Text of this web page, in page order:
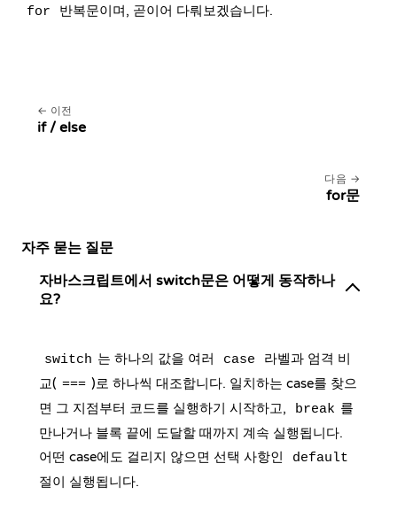
for 반복문이며, 곧이어 다뤄보겠습니다.
이전
if / else
다음
for문
자주 묻는 질문
자바스크립트에서 switch문은 어떻게 동작하나
요?
switch 는 하나의 값을 여러 case
라벨과 엄격 비
교( === )로 하나씩 대조합니다. 일치하는 case를 찾으
면 그 지점부터 코드를 실행하기 시작하고,
break 를
만나거나 블록 끝에 도달할 때까지 계속 실행됩니다.
어떤 case에도 걸리지 않으면 선택 사항인
default
절이 실행됩니다.